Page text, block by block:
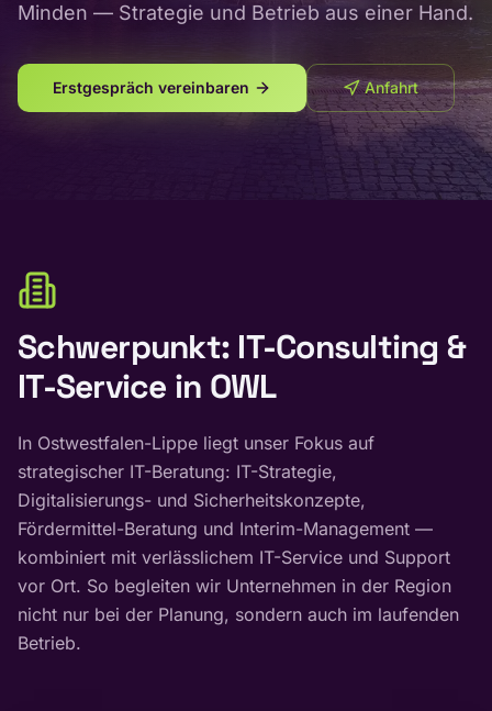
Minden — Strategie und Betrieb aus einer Hand.
Erstgespräch vereinbaren Anfahrt
Schwerpunkt: IT-Consulting &
IT-Service in OWL
In Ostwestfalen-Lippe liegt unser Fokus auf
strategischer IT-Beratung: IT-Strategie,
Digitalisierungs- und Sicherheitskonzepte,
Fördermittel-Beratung und Interim-Management —
kombiniert mit verlässlichem IT-Service und Support
vor Ort. So begleiten wir Unternehmen in der Region
nicht nur bei der Planung, sondern auch im laufenden
Betrieb.